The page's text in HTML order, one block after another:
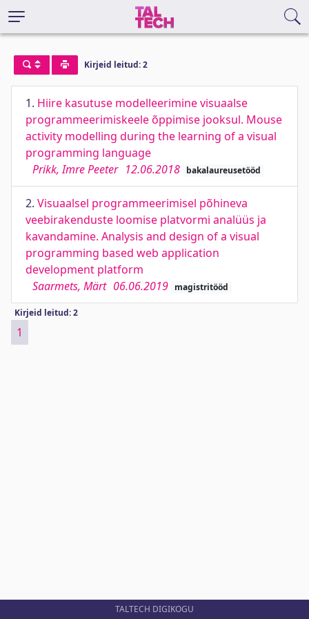
Kirjeid leitud: 2
1. Hiire kasutuse modelleerimine visuaalse
programmeerimiskeele õppimise jooksul. Mouse
activity modelling during the learning of a visual
programming language
Prikk, Imre Peeter 12.06.2018 bakalaureusetööd
2. Visuaalsel programmeerimisel põhineva
veebirakenduste loomise platvormi analüüs ja
kavandamine. Analysis and design of a visual
programming based web application
development platform
Saarmets, Märt 06.06.2019 magistritööd
Kirjeid leitud: 2
1
TALTECH DIGIKOGU